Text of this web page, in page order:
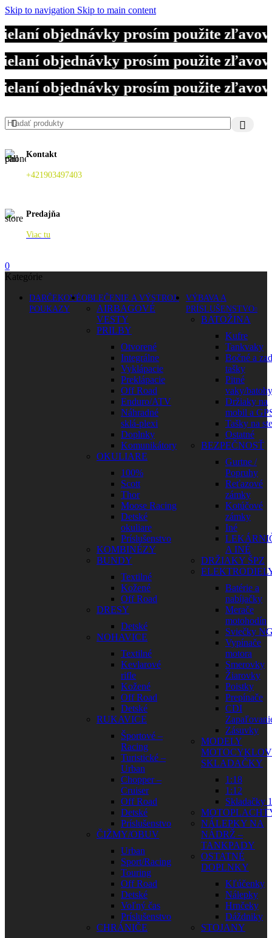
Skip to navigation Skip to main content
objednávky prosím použite
objednávky prosím použite
objednávky prosím použite
Kontakt
+421903497403
Predajňa
Viac tu
0
Kategórie
DARČEKOVÉ
POUKAZY
OBLEČENIE A VÝSTROJ
AIRBAGOVÉ
VESTY
PRILBY
Otvorené
Integrálne
Vyklápacie
Preklápacie
Off Road
Enduro/ATV
Náhradné
sklá-plexi
Doplnky
Komunikátory
OKULIARE
100%
Scott
Thor
Moose Racing
Detské
okuliare
Príslušenstvo
KOMBINÉZY
BUNDY
Textilné
Kožené
Off Road
DRESY
Detské
NOHAVICE
Textilné
Kevlarové
rifle
Kožené
Off Road
Detské
RUKAVICE
Športové –
Racing
Turistické –
Urban
Chopper –
Cruiser
Off Road
Detské
Príslušenstvo
ČIŽMY/OBUV
Urban
Sport/Racing
Touring
Off Road
Detské
Voľný čas
Príslušenstvo
CHRÁNIČE
VÝBAVA A
PRÍSLUŠENSTVO
BATOŽINA
Kufre
Tankvaky
Bočné a
tašky
Pitné
vaky/batohy
Držiaky na
mobil a
Tašky na
Ostatné
BEZPEČNOSŤ
Gurtne /
Popruhy
Reťazové
zámky
Kotúčové
zámky
Iné
A INÉ
DRŽIAKY ŠPZ
Batérie a
nabíjačky
Merače
motohodín
Sviečky
Vypínače
motora
Smerovky
Žiarovky
Poistky
Prepínače
CDI
Zásuvky
MODELY
SKLADAČKY
1:18
1:12
Skladačky
NÁLEPKY NA
NÁDRŽ –
TANKPADY
OSTATNÉ
DOPLNKY
Kľúčenky
Nálepky
Hrnčeky
Dáždniky
STOJANY